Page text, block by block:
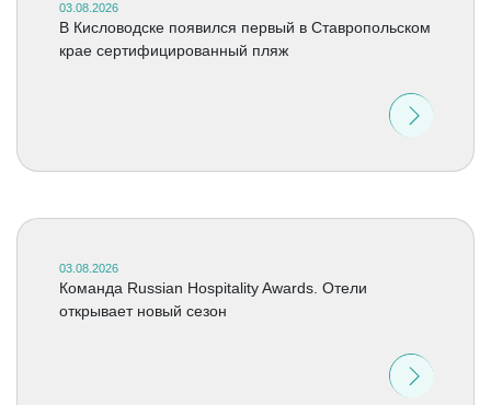
03.08.2026
В Кисловодске появился первый в Ставропольском
крае сертифицированный пляж
03.08.2026
Команда Russian Hospitality Awards. Отели
открывает новый сезон